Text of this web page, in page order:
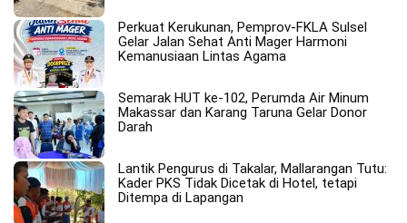
Perkuat Kerukunan, Pemprov-FKLA Sulsel
Gelar Jalan Sehat Anti Mager Harmoni
Kemanusiaan Lintas Agama
Semarak HUT ke-102, Perumda Air Minum
Makassar dan Karang Taruna Gelar Donor
Darah
Lantik Pengurus di Takalar, Mallarangan Tutu:
Kader PKS Tidak Dicetak di Hotel, tetapi
Ditempa di Lapangan